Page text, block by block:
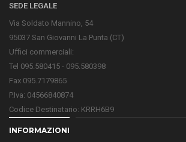
SEDE LEGALE
Via Soldato Mannino, 54
95037 San Giovanni La Punta (CT)
Uffici commerciali:
Tel 095.580415 - 095.580398
Fax 095.7179865
P.Iva: 04566840874
Codice Destinatario: KRRH6B9
INFORMAZIONI